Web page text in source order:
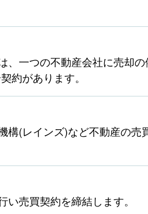
一つの不動産会社に売却
約があります。
(レインズ)など不動産の売
売買契約を締結します。